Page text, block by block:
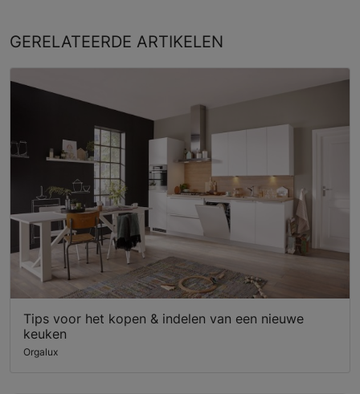
GERELATEERDE ARTIKELEN
Tips voor het kopen & indelen van een nieuwe
keuken
Orgalux